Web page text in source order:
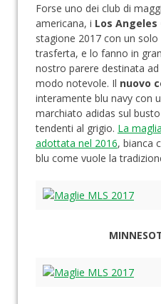
Forse uno dei club di
americana, i Los Angeles
stagione 2017 con un
trasferta, e lo fanno in
nostro parere destinata
modo notevole. Il nuovo
interamente blu navy con
marchiato adidas sul
tendenti al grigio. La
adottata nel 2016, bianca
blu come vuole la